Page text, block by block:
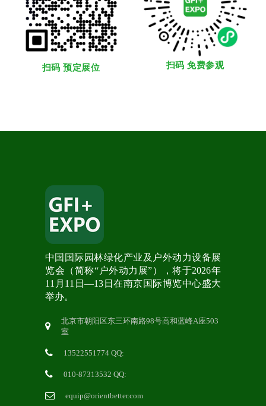
扫码 预定展位 扫码 免费参观
中国国际园林绿化产业及户外动力设备展
览会（简称“户外动力展”），将于2026年
11月11日—13日在南京国际博览中心盛大
举办。
北京市朝阳区东三环南路98号高和蓝峰A座503
室
13522551774 QQ:
010-87313532 QQ:
equip@orientbetter.com